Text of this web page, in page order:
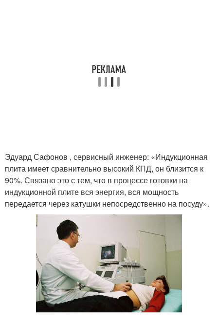
Эдуард Сафонов , сервисный инженер: «Индукционная
плита имеет сравнительно высокий КПД, он близится к
90%. Связано это с тем, что в процессе готовки на
индукционной плите вся энергия, вся мощность
передается через катушки непосредственно на посуду».